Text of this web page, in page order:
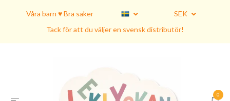
Våra barn ♥ Bra saker
SEK
Tack för att du väljer en svensk distributör!
0